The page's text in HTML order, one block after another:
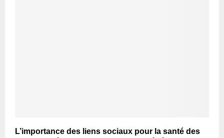
L’importance des liens sociaux pour la santé des